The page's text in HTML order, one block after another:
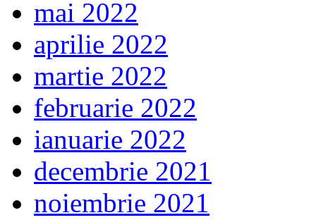
mai 2022
aprilie 2022
martie 2022
februarie 2022
ianuarie 2022
decembrie 2021
noiembrie 2021